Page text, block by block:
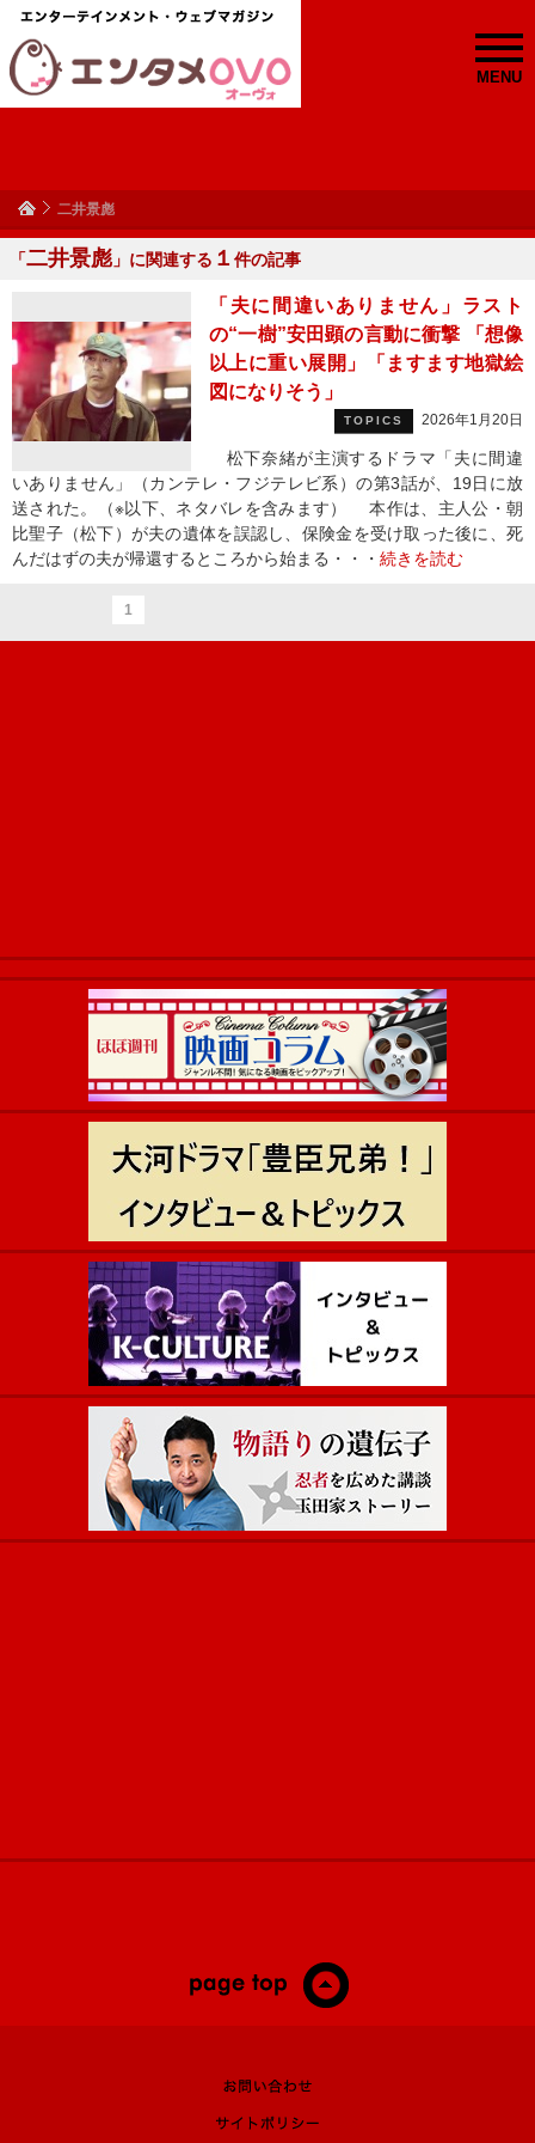
MENU
二井景彪
「二井景彪 」に関連する １ 件の記事
「夫に間違いありません」ラスト
の“一樹”安田顕の言動に衝撃 「想像
以上に重い展開」「ますます地獄絵
図になりそう」
TOPICS 2026年1月20日
松下奈緒が主演するドラマ「夫に間違
いありません」（カンテレ・フジテレビ系）の第3話が、19日に放
送された。（※以下、ネタバレを含みます） 本作は、主人公・朝
比聖子（松下）が夫の遺体を誤認し、保険金を受け取った後に、死
んだはずの夫が帰還するところから始まる・・・ 続きを読む
1